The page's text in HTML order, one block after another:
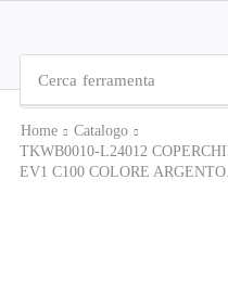
Cerca ferramenta
Home
Catalogo
TKWB0010-L24012
EV1 C100 COLORE